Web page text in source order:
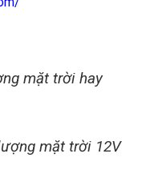
mặt trời hay
mặt trời 12V